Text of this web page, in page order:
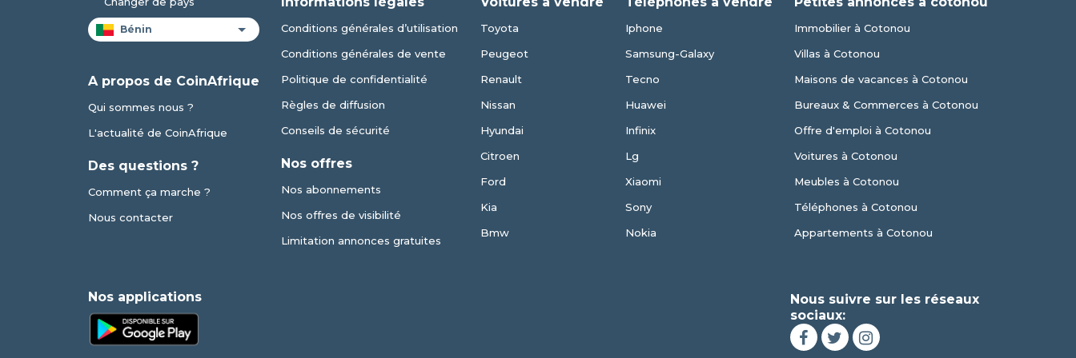
A propos de CoinAfrique
Qui sommes nous ?
L'actualité de CoinAfrique
Des questions ?
Comment ça marche ?
Nous contacter
Conditions générales d’utilisation
Conditions générales de vente
Politique de confidentialité
Règles de diffusion
Conseils de sécurité
Nos offres
Nos abonnements
Nos offres de visibilité
Limitation annonces gratuites
Toyota
Peugeot
Renault
Nissan
Hyundai
Citroen
Ford
Kia
Bmw
Iphone
Samsung-Galaxy
Tecno
Huawei
Infinix
Lg
Xiaomi
Sony
Nokia
Immobilier à Cotonou
Villas à Cotonou
Maisons de vacances à Cotonou
Bureaux & Commerces à Cotonou
Offre d'emploi à Cotonou
Voitures à Cotonou
Meubles à Cotonou
Téléphones à Cotonou
Appartements à Cotonou
Nos applications
Nous suivre sur les réseaux
sociaux: